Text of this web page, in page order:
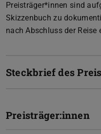
Preisträger*innen sind
Skizzenbuch zu
nach Abschluss der Reise
Steckbrief des
Preisträger:innen